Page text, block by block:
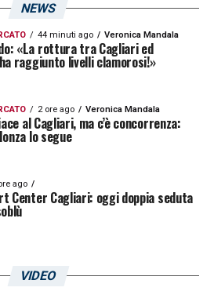
NEWS
44 minuti ago Veronica Mandala
«La rottura tra Cagliari ed
raggiunto livelli clamorosi!»
2 ore ago Veronica Mandala
al Cagliari, ma c’è concorrenza:
lo segue
ago
Center Cagliari: oggi doppia seduta
VIDEO